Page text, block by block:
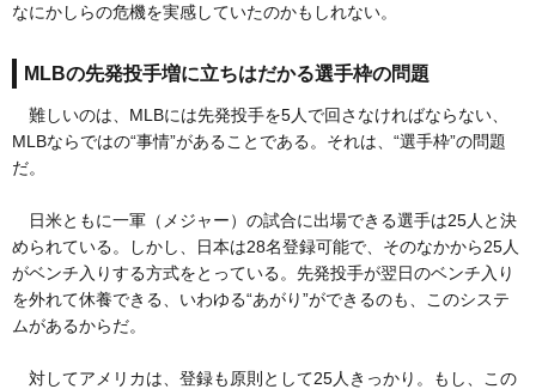
なにかしらの危機を実感していたのかもしれない。
MLBの先発投手増に立ちはだかる選手枠の問題
難しいのは、MLBには先発投手を5人で回さなければならない、
MLBならではの“事情”があることである。それは、“選手枠”の問題
だ。
日米ともに一軍（メジャー）の試合に出場できる選手は25人と決
められている。しかし、日本は28名登録可能で、そのなかから25人
がベンチ入りする方式をとっている。先発投手が翌日のベンチ入り
を外れて休養できる、いわゆる“あがり”ができるのも、このシステ
ムがあるからだ。
対してアメリカは、登録も原則として25人きっかり。もし、この